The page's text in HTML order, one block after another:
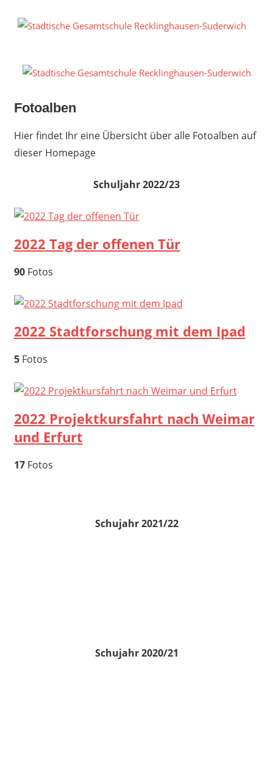
Inhalt
Fotoalben
Hier findet Ihr eine Übersicht über alle Fotoalben auf
dieser Homepage
Schuljahr 2022/23
2022 Tag der offenen Tür
90Fotos
2022 Stadtforschung mit dem Ipad
5Fotos
2022 Projektkursfahrt nach Weimar
und Erfurt
17Fotos
Schujahr 2021/22
Schujahr 2020/21